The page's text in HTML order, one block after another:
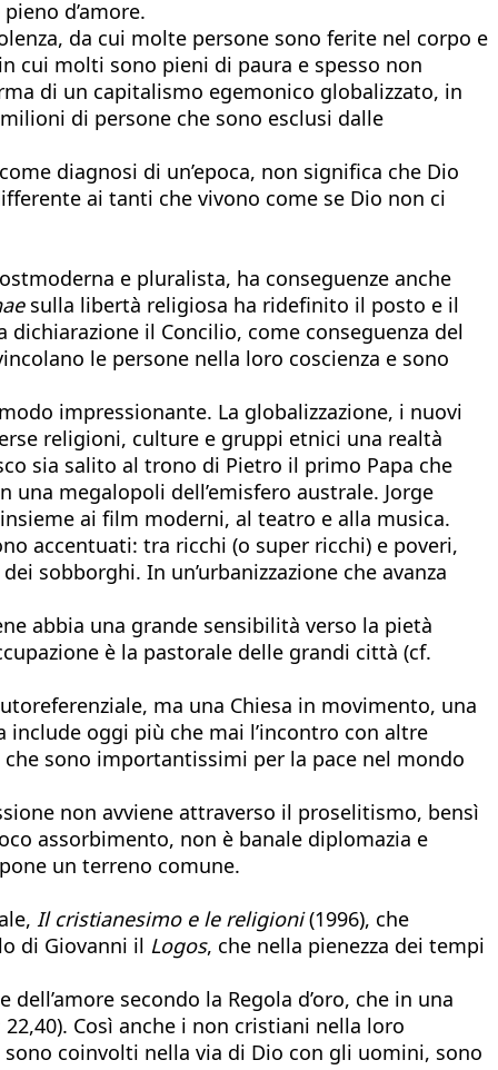
d’amore.
da cui molte persone sono ferite nel corpo e
cui molti sono pieni di paura e spesso non
di un capitalismo egemonico globalizzato, in
di persone che sono esclusi dalle
diagnosi di un’epoca, non significa che Dio
ai tanti che vivono come se Dio non ci
e pluralista, ha conseguenze anche
sulla libertà religiosa ha ridefinito il posto e il
il Concilio, come conseguenza del
le persone nella loro coscienza e sono
impressionante. La globalizzazione, i nuovi
religioni, culture e gruppi etnici una realtà
sia salito al trono di Pietro il primo Papa che
megalopoli dell’emisfero australe. Jorge
ai film moderni, al teatro e alla musica.
accentuati: tra ricchi (o super ricchi) e poveri,
sobborghi. In un’urbanizzazione che avanza
abbia una grande sensibilità verso la pietà
è la pastorale delle grandi città (cf.
ma una Chiesa in movimento, una
include oggi più che mai l’incontro con altre
sono importantissimi per la pace nel mondo
non avviene attraverso il proselitismo, bensì
assorbimento, non è banale diplomazia e
un terreno comune.
Il cristianesimo e le religioni(1996), che
di Giovanni il Logos, che nella pienezza dei tempi
secondo la Regola d’oro, che in una
Così anche i non cristiani nella loro
coinvolti nella via di Dio con gli uomini, sono